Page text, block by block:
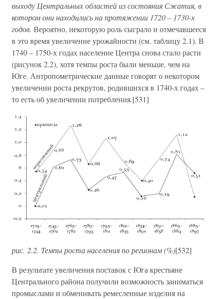
выходу Центральных областей из состояния Сжатия, в
котором они находились на протяжении 1720 – 1730-х
годов. Вероятно, некоторую роль сыграло и отмечавшееся
в это время увеличение урожайности (см. таблицу 2.1). В
1740 – 1750-х годах население Центра снова стало расти
(рисунок 2.2), хотя темпы роста были меньше, чем на
Юге. Антропометрические данные говорят о некотором
увеличении роста рекрутов, родившихся в 1740-х годах –
то есть об увеличении потребления.[531]
рис. 2.2. Темпы роста населения по регионам (%)[532]
В результате увеличения поставок с Юга крестьяне
Центрального района получили возможность заниматься
промыслами и обменивать ремесленные изделия на